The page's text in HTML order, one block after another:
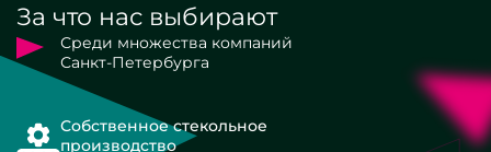
За что нас выбирают
Среди множества компаний
Санкт-Петербурга
Собственное стекольное
производство